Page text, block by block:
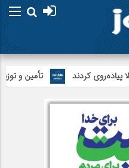
کردند تأمین و توزیع ۱۲۰هزار تن کالای اساسی در استان اردبیل/ خط دوم ایکس‌ری گمرک بیله‌سوار با تجهیزات مدرن عملیاتی خواهد شد